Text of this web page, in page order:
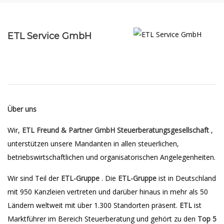
ETL Service GmbH
Über uns
Wir, ETL Freund & Partner GmbH Steuerberatungsgesellschaft ,
unterstützen unsere Mandanten in allen steuerlichen,
betriebswirtschaftlichen und organisatorischen Angelegenheiten.
Wir sind Teil der ETL-Gruppe . Die ETL-Gruppe ist in Deutschland
mit 950 Kanzleien vertreten und darüber hinaus in mehr als 50
Ländern weltweit mit über 1.300 Standorten präsent. ETL ist
Marktführer im Bereich Steuerberatung und gehört zu den Top 5